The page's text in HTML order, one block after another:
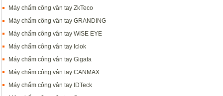
Máy chấm công vân tay ZkTeco
Máy chấm công vân tay GRANDING
Máy chấm công vân tay WISE EYE
Máy chấm công vân tay Iclok
Máy chấm công vân tay Gigata
Máy chấm công vân tay CANMAX
Máy chấm công vân tay IDTeck